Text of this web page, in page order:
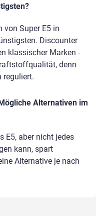
von Super E5 in
Discounter
klassischer Marken -
denn
reguliert.
Alternativen im
E5, aber nicht jedes
kann, spart
Alternative je nach